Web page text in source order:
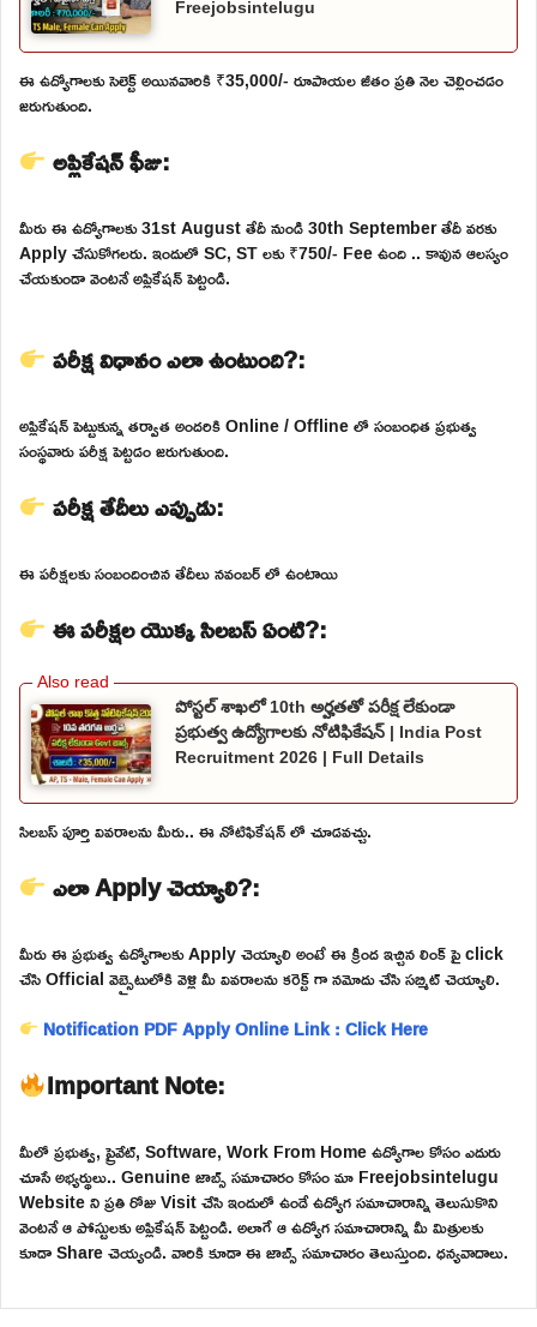
Freejobsintelugu
ఈ ఉద్యోగాలకు సెలెక్ట్ అయినవారికి ₹35,000/- రూపాయల జీతం ప్రతి నెల చెల్లించడం
జరుగుతుంది.
అప్లికేషన్ ఫీజు:
మీరు ఈ ఉద్యోగాలకు 31st August తేదీ నుండి 30th September తేదీ వరకు
Apply చేసుకోగలరు. ఇందులో SC, ST లకు ₹750/- Fee ఉంది .. కావున ఆలస్యం
చేయకుండా వెంటనే అప్లికేషన్ పెట్టండి.
పరీక్ష విధానం ఎలా ఉంటుంది?:
అప్లికేషన్ పెట్టుకున్న తర్వాత అందరికి Online / Offline లో సంబంధిత ప్రభుత్వ
సంస్థవారు పరీక్ష పెట్టడం జరుగుతుంది.
పరీక్ష తేదీలు ఎప్పుడు:
ఈ పరీక్షలకు సంబందించిన తేదీలు నవంబర్ లో ఉంటాయి
ఈ పరీక్షల యొక్క సిలబస్ ఏంటి?:
పోస్టల్ శాఖలో 10th అర్హతతో పరీక్ష లేకుండా
ప్రభుత్వ ఉద్యోగాలకు నోటిఫికేషన్ | India Post
Recruitment 2026 | Full Details
సిలబస్ పూర్తి వివరాలను మీరు.. ఈ నోటిఫికేషన్ లో చూడవచ్చు.
ఎలా Apply చెయ్యాలి?:
మీరు ఈ ప్రభుత్వ ఉద్యోగాలకు Apply చెయ్యాలి అంటే ఈ క్రింద ఇచ్చిన లింక్ పై click
చేసి Official వెబ్సైటులోకి వెళ్లి మీ వివరాలను కరెక్ట్ గా నమోదు చేసి సబ్మిట్ చెయ్యాలి.
Notification PDFApply Online Link : Click Here
Important Note:
మీలో ప్రభుత్వ, ప్రైవేట్, Software, Work From Home ఉద్యోగాల కోసం ఎదురు
చూసే అభ్యర్థులు.. Genuine జాబ్స్ సమాచారం కోసం మా Freejobsintelugu
Website ని ప్రతి రోజు Visit చేసి ఇందులో ఉండే ఉద్యోగ సమాచారాన్ని తెలుసుకొని
వెంటనే ఆ పోస్టులకు అప్లికేషన్ పెట్టండి. అలాగే ఆ ఉద్యోగ సమాచారాన్ని మీ మిత్రులకు
కూడా Share చెయ్యండి. వారికి కూడా ఈ జాబ్స్ సమాచారం తెలుస్తుంది. ధన్యవాదాలు.